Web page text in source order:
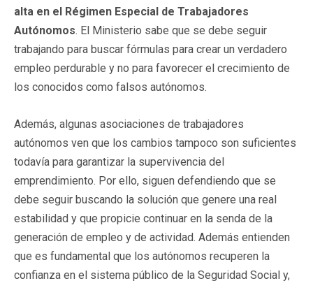
alta en el Régimen Especial de Trabajadores
Autónomos. El Ministerio sabe que se debe seguir
trabajando para buscar fórmulas para crear un verdadero
empleo perdurable y no para favorecer el crecimiento de
los conocidos como falsos autónomos.
Además, algunas asociaciones de trabajadores
autónomos ven que los cambios tampoco son suficientes
todavía para garantizar la supervivencia del
emprendimiento. Por ello, siguen defendiendo que se
debe seguir buscando la solución que genere una real
estabilidad y que propicie continuar en la senda de la
generación de empleo y de actividad. Además entienden
que es fundamental que los autónomos recuperen la
confianza en el sistema público de la Seguridad Social y,